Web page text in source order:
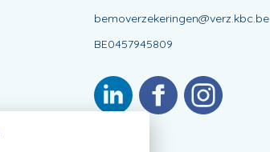
bemoverzekeringen@verz.kbc.be
BE0457945809